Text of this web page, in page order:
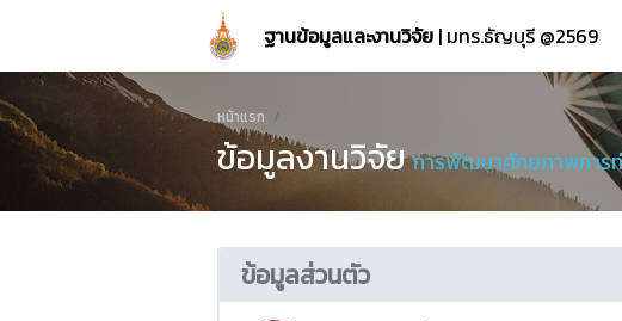
ฐานข้อมูลและงานวิจัย | มทร.ธัญบุรี @2569
หน้าแรก
ข้อมูลงานวิจัยการพัฒนาศักยภาพการ
ข้อมูลส่วนตัว